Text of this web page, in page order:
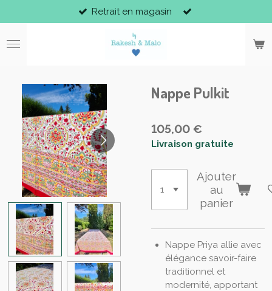
au
contenu
Retrait en magasin
Nappe Pulkit
105,00 €
Livraison gratuite
Ajouter
au
panier
Nappe Priya allie avec
élégance savoir-faire
traditionnel et
modernité, apportant